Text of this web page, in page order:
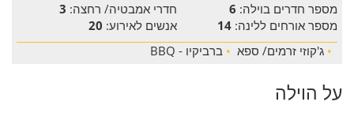
מספר חדרים בוילה: 6 חדרי אמבטיה/ רחצה: 3
מספר אורחים ללינה: 14 אנשים לאירוע: 20
• ג'קוזי זרמים/ ספא • ברביקיו - BBQ
על הוילה